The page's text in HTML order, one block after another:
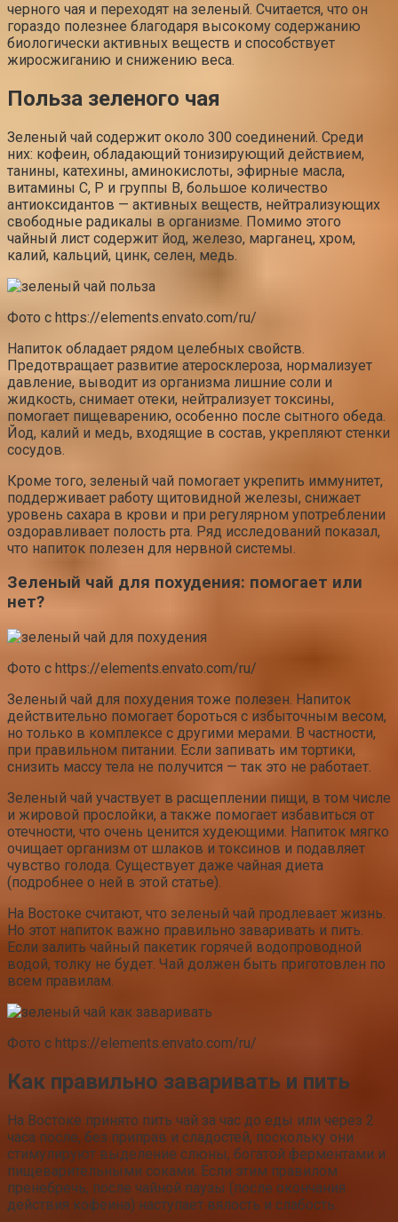
черного чая и переходят на зеленый. Считается, что он
гораздо полезнее благодаря высокому содержанию
биологически активных веществ и способствует
жиросжиганию и снижению веса.
Польза зеленого чая
Зеленый чай содержит около 300 соединений. Среди
них: кофеин, обладающий тонизирующий действием,
танины, катехины, аминокислоты, эфирные масла,
витамины C, P и группы B, большое количество
антиоксидантов — активных веществ, нейтрализующих
свободные радикалы в организме. Помимо этого
чайный лист содержит йод, железо, марганец, хром,
калий, кальций, цинк, селен, медь.
Фото с https://elements.envato.com/ru/
Напиток обладает рядом целебных свойств.
Предотвращает развитие атеросклероза, нормализует
давление, выводит из организма лишние соли и
жидкость, снимает отеки, нейтрализует токсины,
помогает пищеварению, особенно после сытного обеда.
Йод, калий и медь, входящие в состав, укрепляют стенки
сосудов.
Кроме того, зеленый чай помогает укрепить иммунитет,
поддерживает работу щитовидной железы, снижает
уровень сахара в крови и при регулярном употреблении
оздоравливает полость рта. Ряд исследований показал,
что напиток полезен для нервной системы.
Зеленый чай для похудения: помогает или
нет?
Фото с https://elements.envato.com/ru/
Зеленый чай для похудения тоже полезен. Напиток
действительно помогает бороться с избыточным весом,
но только в комплексе с другими мерами. В частности,
при правильном питании. Если запивать им тортики,
снизить массу тела не получится — так это не работает.
Зеленый чай участвует в расщеплении пищи, в том числе
и жировой прослойки, а также помогает избавиться от
отечности, что очень ценится худеющими. Напиток мягко
очищает организм от шлаков и токсинов и подавляет
чувство голода. Существует даже чайная диета
(подробнее о ней в этой статье).
На Востоке считают, что зеленый чай продлевает жизнь.
Но этот напиток важно правильно заваривать и пить.
Если залить чайный пакетик горячей водопроводной
водой, толку не будет. Чай должен быть приготовлен по
всем правилам.
Фото с https://elements.envato.com/ru/
Как правильно заваривать и пить
На Востоке принято пить чай за час до еды или через 2
часа после, без приправ и сладостей, поскольку они
стимулируют выделение слюны, богатой ферментами и
пищеварительными соками. Если этим правилом
пренебречь, после чайной паузы (после окончания
действия кофеина) наступает вялость и слабость.